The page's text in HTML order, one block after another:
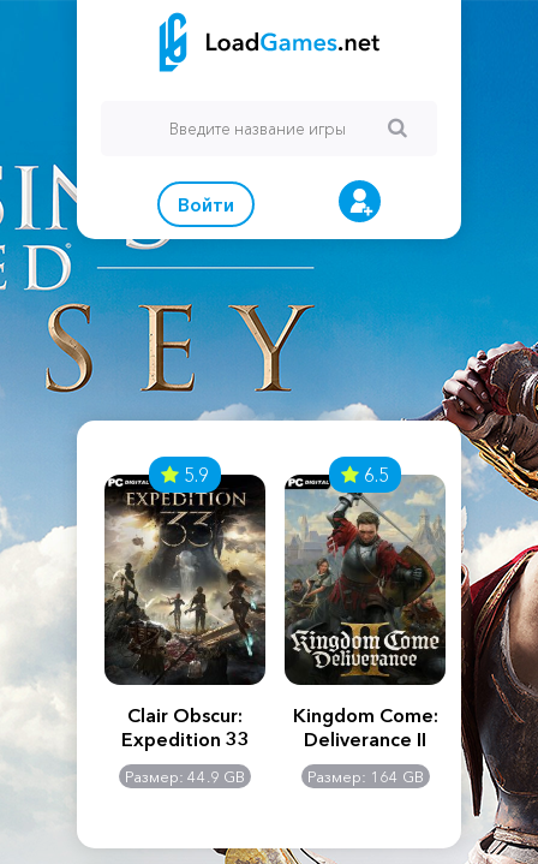
Войти
Creed
5.9
Clair Obscur:
Expedition 33
Размер: 44.9 GB
6.5
Kingdom Come:
Deliverance II
Размер: 164 GB
The